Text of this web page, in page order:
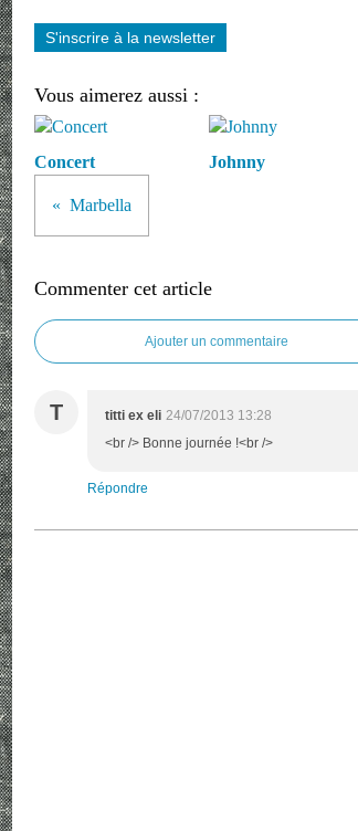
S'inscrire à la newsletter
Vous aimerez aussi :
Concert Johnny
Marbella
Commenter cet article
Ajouter un commentaire
T titti ex eli 24/07/2013 13:28
<br /> Bonne journée !<br />
Répondre